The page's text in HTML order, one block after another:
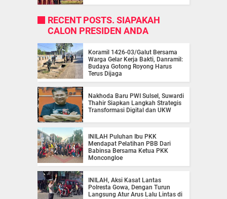
RECENT POSTS. SIAPAKAH
CALON PRESIDEN ANDA
Koramil 1426-03/Galut Bersama
Warga Gelar Kerja Bakti, Danramil:
Budaya Gotong Royong Harus
Terus Dijaga
Nakhoda Baru PWI Sulsel, Suwardi
Thahir Siapkan Langkah Strategis
Transformasi Digital dan UKW
INILAH Puluhan Ibu PKK
Mendapat Pelatihan PBB Dari
Babinsa Bersama Ketua PKK
Moncongloe
INILAH, Aksi Kasat Lantas
Polresta Gowa, Dengan Turun
Langsung Atur Arus Lalu Lintas di